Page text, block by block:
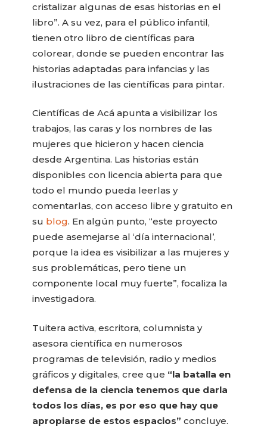
cristalizar algunas de esas historias en el
libro”. A su vez, para el público infantil,
tienen otro libro de científicas para
colorear, donde se pueden encontrar las
historias adaptadas para infancias y las
ilustraciones de las científicas para pintar.
Científicas de Acá apunta a visibilizar los
trabajos, las caras y los nombres de las
mujeres que hicieron y hacen ciencia
desde Argentina. Las historias están
disponibles con licencia abierta para que
todo el mundo pueda leerlas y
comentarlas, con acceso libre y gratuito en
su blog. En algún punto, “este proyecto
puede asemejarse al ‘día internacional’,
porque la idea es visibilizar a las mujeres y
sus problemáticas, pero tiene un
componente local muy fuerte”, focaliza la
investigadora.
Tuitera activa, escritora, columnista y
asesora científica en numerosos
programas de televisión, radio y medios
gráficos y digitales, cree que “la batalla en
defensa de la ciencia tenemos que darla
todos los días, es por eso que hay que
apropiarse de estos espacios” concluye.